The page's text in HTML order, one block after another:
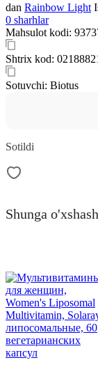
dan Rainbow Light
0 sharhlar
Mahsulot kodi:
Shtrix kod:
Sotuvchi: Biotus
Sotildi
Shunga